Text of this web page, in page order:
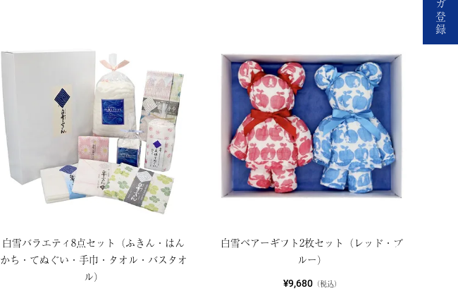
登
録
白雪バラエティ8点セット（ふきん・はん
かち・てぬぐい・手巾・タオル・バスタオ
ル）
白雪ベアーギフト2枚セット（レッド・ブ
ルー）
¥9,680（税込）